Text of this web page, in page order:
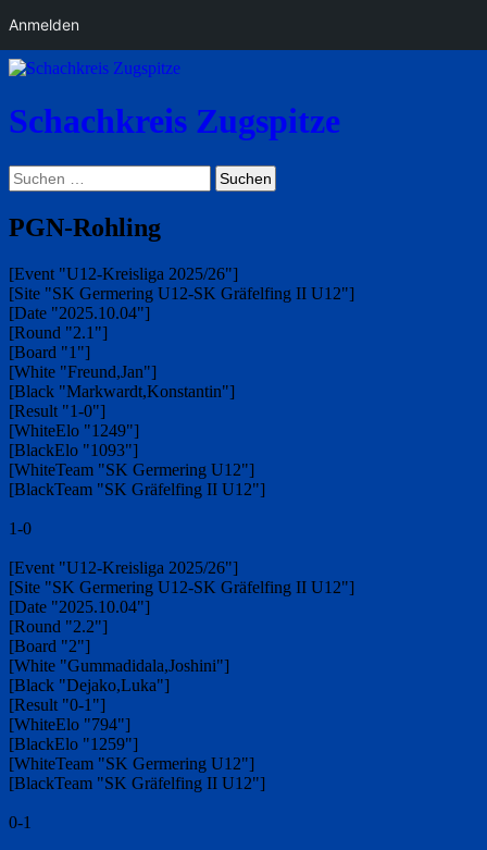
Anmelden
Schachkreis Zugspitze
Suchen
Suchen
nach:
PGN-Rohling
[Event "U12-Kreisliga 2025/26"]
[Site "SK Germering U12-SK Gräfelfing II U12"]
[Date "2025.10.04"]
[Round "2.1"]
[Board "1"]
[White "Freund,Jan"]
[Black "Markwardt,Konstantin"]
[Result "1-0"]
[WhiteElo "1249"]
[BlackElo "1093"]
[WhiteTeam "SK Germering U12"]
[BlackTeam "SK Gräfelfing II U12"]
1-0
[Event "U12-Kreisliga 2025/26"]
[Site "SK Germering U12-SK Gräfelfing II U12"]
[Date "2025.10.04"]
[Round "2.2"]
[Board "2"]
[White "Gummadidala,Joshini"]
[Black "Dejako,Luka"]
[Result "0-1"]
[WhiteElo "794"]
[BlackElo "1259"]
[WhiteTeam "SK Germering U12"]
[BlackTeam "SK Gräfelfing II U12"]
0-1